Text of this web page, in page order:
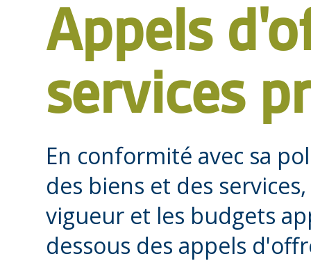
Appels
services
En conformité avec sa
des biens et des
vigueur et les budgets
dessous des appels